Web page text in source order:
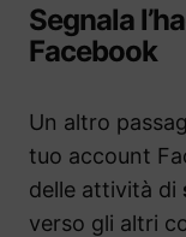
Segnala
Facebook
Un altro
tuo account
delle attività di
verso gli altri